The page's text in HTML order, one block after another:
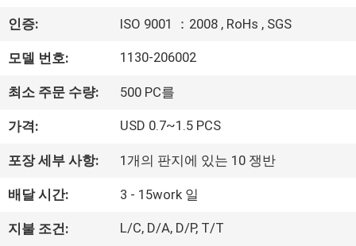
리
에
여
공
장
인증: ISO 9001 ：2008 , RoHs , SGS
모델 번호: 1130-206002
최소 주문 수량: 500 PC를
가격: USD 0.7~1.5 PCS
포장 세부 사항: 1개의 판지에 있는 10 쟁반
배달 시간: 3 - 15work 일
지불 조건: L/C, D/A, D/P, T/T